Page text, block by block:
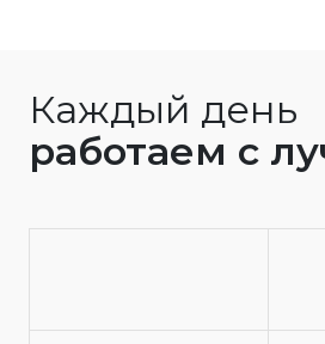
Каждый день
работаем с